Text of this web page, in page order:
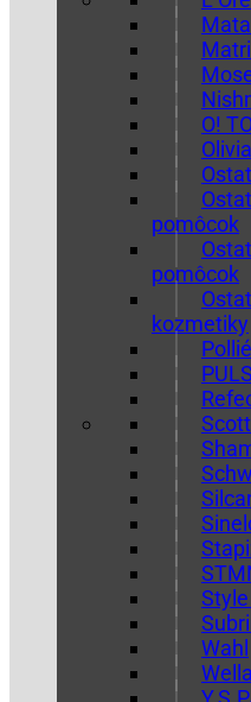
O!
pomôcok
pomôcok
kozmetiky
Pollié
Wahl
Wella